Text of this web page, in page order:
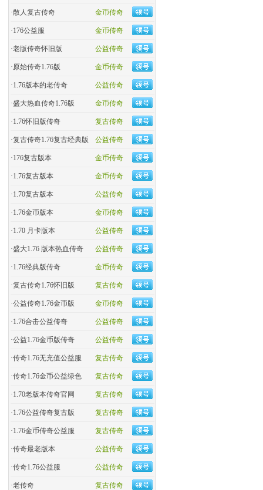
金币传奇
·散人复古传奇
金币传奇
·176公益服
公益传奇
·老版传奇怀旧版
金币传奇
·原始传奇1.76版
公益传奇
·1.76版本的老传奇
金币传奇
·盛大热血传奇1.76版
复古传奇
·1.76怀旧版传奇
公益传奇
·复古传奇1.76复古经典版
金币传奇
·176复古版本
金币传奇
·1.76复古版本
公益传奇
·1.70复古版本
金币传奇
·1.76金币版本
公益传奇
·1.70 月卡版本
公益传奇
·盛大1.76 版本热血传奇
金币传奇
·​1.76经典版传奇
复古传奇
·复古传奇1.76怀旧版
金币传奇
·​公益传奇1.76金币版
公益传奇
·1.76合击公益传奇
公益传奇
·公益1.76金币版传奇
复古传奇
·传奇1.76无充值公益服
复古传奇
·传奇1.76金币公益绿色
复古传奇
·1.70老版本传奇官网
复古传奇
·1.76公益传奇复古版
复古传奇
·​1.76金币传奇公益服
公益传奇
·​传奇最老版本
公益传奇
·传奇1.76公益服
复古传奇
·老传奇